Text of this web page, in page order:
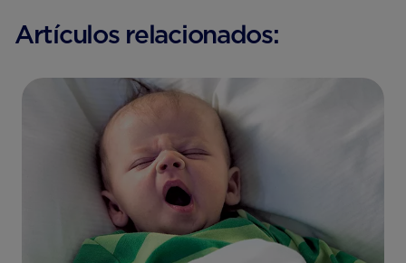
Artículos relacionados: